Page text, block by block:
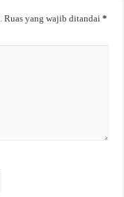
Ruas yang wajib ditandai*